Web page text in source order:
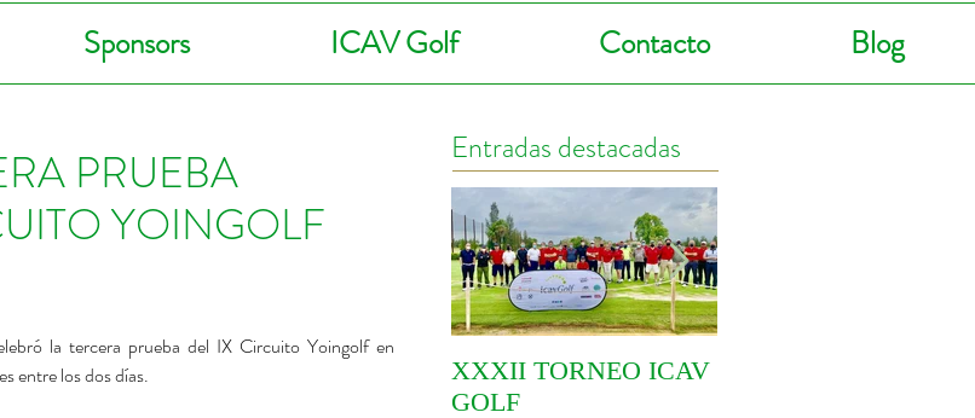
Sponsors ICAV Golf Contacto Blog
PRUEBA
YOINGOLF
la tercera prueba del IX Circuito Yoingolf en
entre los dos días.
Entradas destacadas
XXXII TORNEO ICAV
GOLF